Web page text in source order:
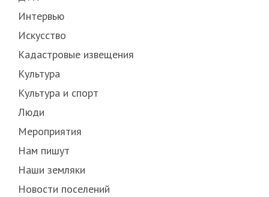
Интервью
Искусство
Кадастровые извещения
Культура
Культура и спорт
Люди
Мероприятия
Нам пишут
Наши земляки
Новости поселений